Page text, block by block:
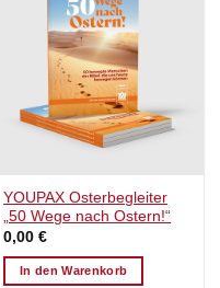
YOUPAX Osterbegleiter
„50 Wege nach Ostern!“
0,00€
In den Warenkorb